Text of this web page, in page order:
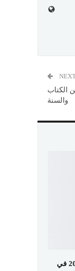
الكتاب
والسنة
سعر الذهب اليوم الأربعاء 4 فبراير 2026 في